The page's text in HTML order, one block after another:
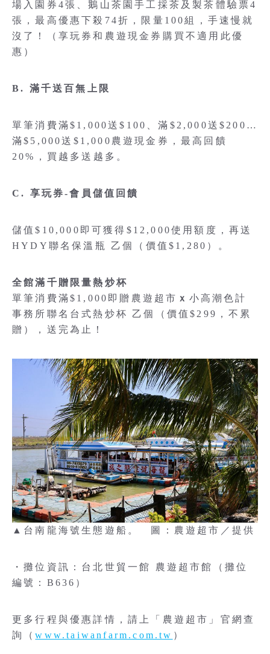
場入園券4張、鵝山茶園手工採茶及製茶體驗票4
張，最高優惠下殺74折，限量100組，手速慢就
沒了！（享玩券和農遊現金券購買不適用此優
惠）
B. 滿千送百無上限
單筆消費滿$1,000送$100、滿$2,000送$200…
滿$5,000送$1,000農遊現金券，最高回饋
20%，買越多送越多。
C. 享玩券-會員儲值回饋
儲值$10,000即可獲得$12,000使用額度，再送
HYDY聯名保溫瓶 乙個（價值$1,280）。
全館滿千贈限量熱炒杯
單筆消費滿$1,000即贈農遊超市 ｘ 小高潮色計
事務所聯名台式熱炒杯 乙個（價值$299，不累
贈），送完為止！
▲台南龍海號生態遊船。 圖：農遊超市／提供
・攤位資訊：台北世貿一館 農遊超市館（攤位
編號：B636）
更多行程與優惠詳情，請上「農遊超市」官網查
詢（www.taiwanfarm.com.tw ）